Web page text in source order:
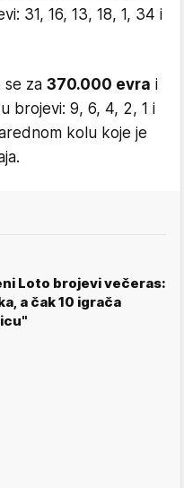
31, 16, 13, 18, 1, 34 i
se za 370.000 evra i
brojevi: 9, 6, 4, 2, 1 i
kolu koje je
Loto brojevi večeras:
a čak 10 igrača